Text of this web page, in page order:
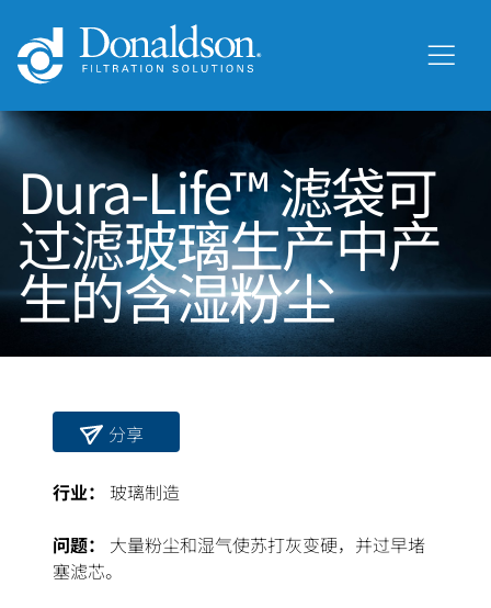
Dura-Life™ 滤袋可
过滤玻璃生产中产
生的含湿粉尘
分享
行业：
玻璃制造
问题：
大量粉尘和湿气使苏打灰变硬，并过早堵
塞滤芯。